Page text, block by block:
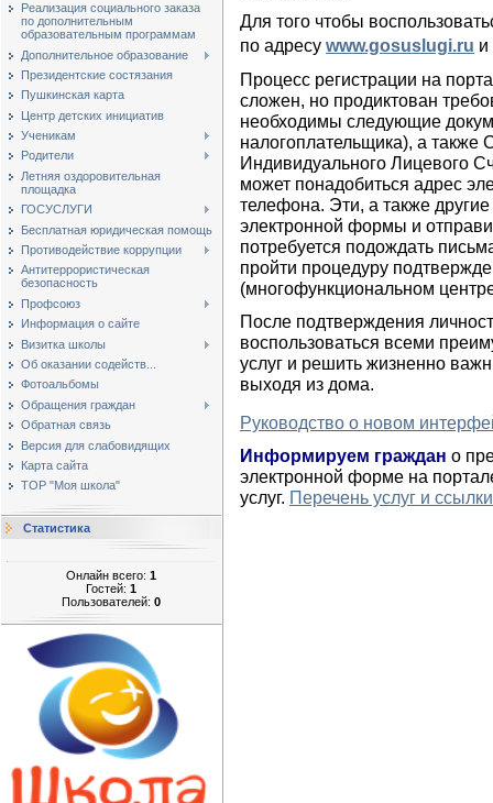
Реализация социального заказа
по дополнительным
образовательным программам
Дополнительное образование
Президентские состязания
Пушкинская карта
Центр детских инициатив
Ученикам
Родители
Летняя оздоровительная
площадка
ГОСУСЛУГИ
Бесплатная юридическая помощь
Противодействие коррупции
Антитеррористическая
безопасность
Профсоюз
Информация о сайте
Визитка школы
Об оказании содейств...
Фотоальбомы
Обращения граждан
Обратная связь
Версия для слабовидящих
Карта сайта
ТОР "Моя школа"
Статистика
Онлайн всего: 1
Гостей: 1
Пользователей: 0
Для того чтобы
по адресу www.gosuslugi.ru и
Процесс регистрации на
сложен, но продиктован
необходимы следующие
налогоплательщика), а
Индивидуального Лицевого
может понадобиться адрес
телефона. Эти, а также
электронной формы и
потребуется подождать
пройти процедуру
(многофункциональном
После подтверждения
воспользоваться всеми
услуг и решить жизненно
выходя из дома.
Руководство о новом
Информируем граждан о
электронной форме на
услуг. Перечень услуг и ссылки